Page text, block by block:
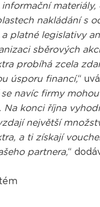
materiály,
nakládání s
platné legislativy
sběrových
probíhá zcela
úsporu financí,“
se navíc firmy
Na konci října
největší
a ti získají
partnera,“